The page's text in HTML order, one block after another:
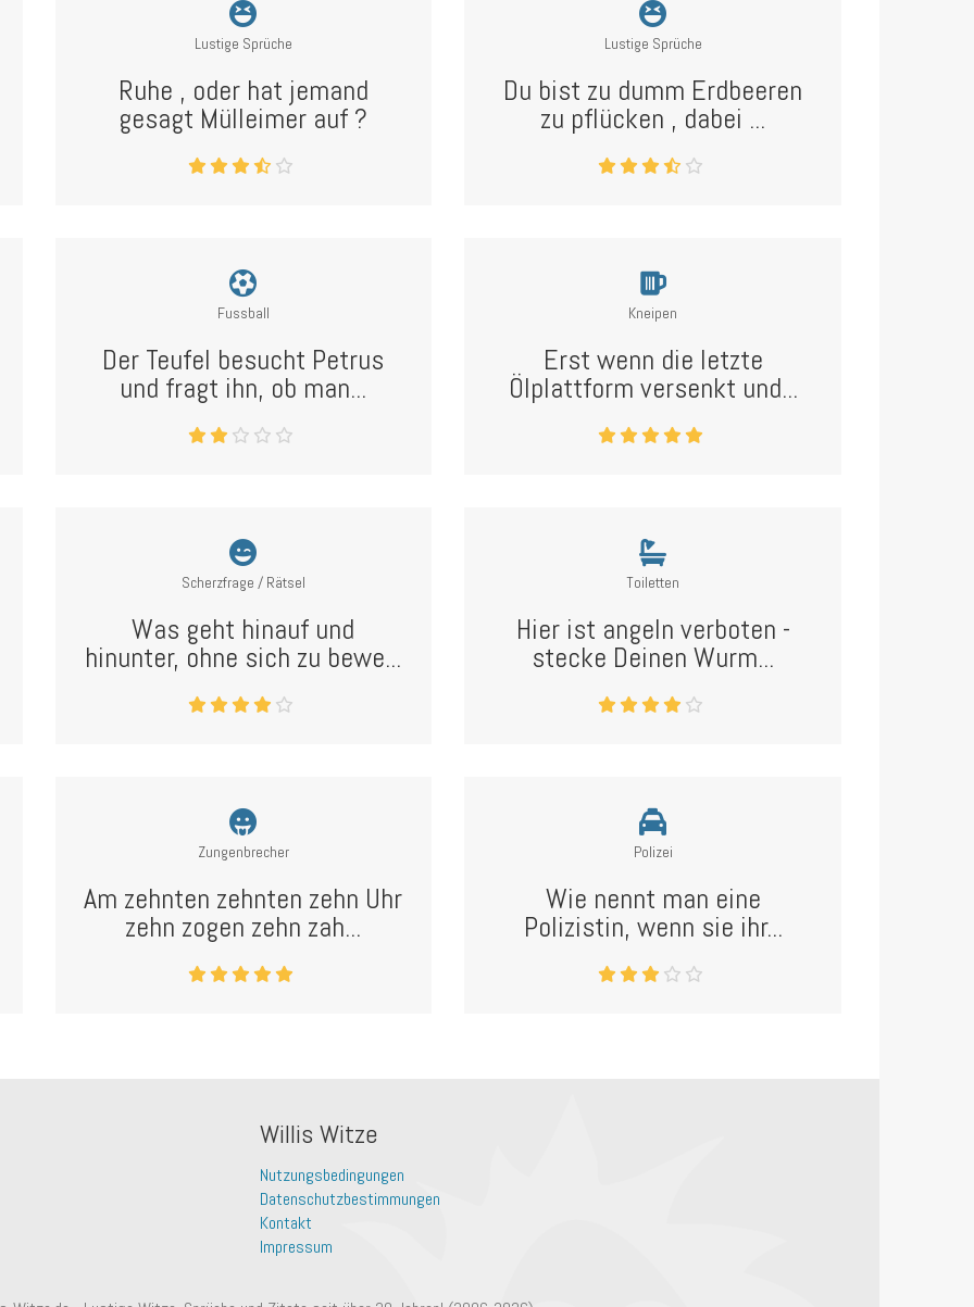
Lustige Sprüche
Ruhe , oder hat jemand
gesagt Mülleimer auf ?
Lustige Sprüche
Du bist zu dumm Erdbeeren
zu pflücken , dabei ...
Fussball
Der Teufel besucht Petrus
und fragt ihn, ob man...
Kneipen
Erst wenn die letzte
Ölplattform versenkt und...
Scherzfrage / Rätsel
Was geht hinauf und
hinunter, ohne sich zu bewe...
Toiletten
Hier ist angeln verboten -
stecke Deinen Wurm...
Zungenbrecher
Am zehnten zehnten zehn Uhr
zehn zogen zehn zah...
Polizei
Wie nennt man eine
Polizistin, wenn sie ihr...
Willis Witze
Nutzungsbedingungen
Datenschutzbestimmungen
Kontakt
Impressum